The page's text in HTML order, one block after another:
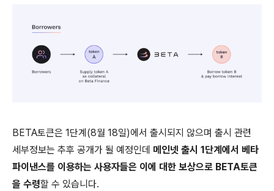
BETA토큰은 1단계(8월 18일)에서 출시되지 않으며 출시 관련
세부정보는 추후 공개가 될 예정인데 메인넷 출시 1단계에서 베타
파이낸스를 이용하는 사용자들은 이에 대한 보상으로 BETA토큰
을 수령할 수 있습니다.